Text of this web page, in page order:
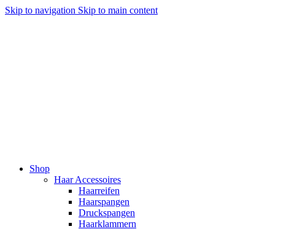
Skip to navigation Skip to main content
Shop
Haar Accessoires
Haarreifen
Haarspangen
Druckspangen
Haarklammern